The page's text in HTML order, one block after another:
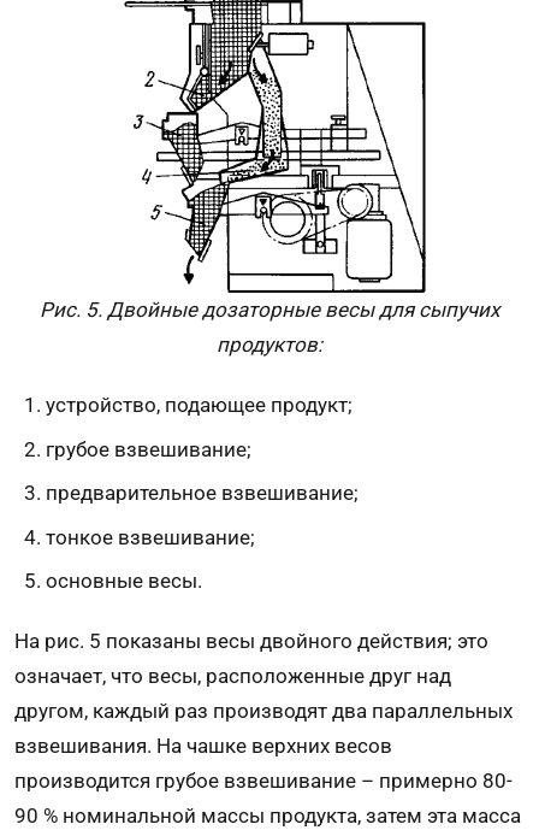
Рис. 5. Двойные дозаторные весы для сыпучих
продуктов:
устройство, подающее продукт;
грубое взвешивание;
предварительное взвешивание;
тонкое взвешивание;
основные весы.
На рис. 5 показаны весы двойного действия; это
означает, что весы, расположенные друг над
другом, каждый раз производят два параллельных
взвешивания. На чашке верхних весов
производится грубое взвешивание – примерно 80-
90 % номинальной массы продукта, затем эта масса